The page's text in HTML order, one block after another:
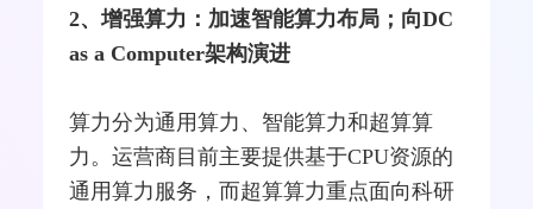
2、增强算力：加速智能算力布局；向DC
as a Computer架构演进
算力分为通用算力、智能算力和超算算
力。运营商目前主要提供基于CPU资源的
通用算力服务，而超算算力重点面向科研